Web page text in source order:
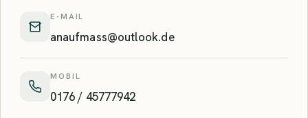
E-MAIL
anaufmass@outlook.de
MOBIL
0176 / 45777942